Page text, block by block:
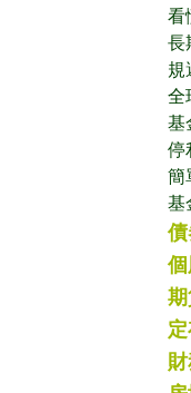
看
長
規
全
基
停
簡
基